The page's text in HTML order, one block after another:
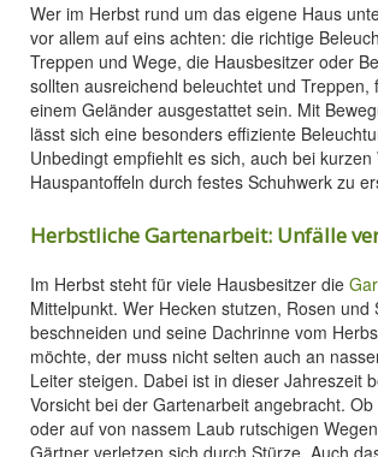
Wer im Herbst rund um das eigene Haus
vor allem auf eins achten: die richtige
Treppen und Wege, die Hausbesitzer oder
sollten ausreichend beleuchtet und Treppen,
einem Geländer ausgestattet sein. Mit
lässt sich eine besonders effiziente
Unbedingt empfiehlt es sich, auch bei kurzen
Hauspantoffeln durch festes Schuhwerk zu
Herbstliche Gartenarbeit: Unfälle
Im Herbst steht für viele Hausbesitzer die
Mittelpunkt. Wer Hecken stutzen, Rosen und
beschneiden und seine Dachrinne vom
möchte, der muss nicht selten auch an
Leiter steigen. Dabei ist in dieser Jahreszeit
Vorsicht bei der Gartenarbeit angebracht.
oder auf von nassem Laub rutschigen
Gärtner verletzen sich durch Stürze. Auch